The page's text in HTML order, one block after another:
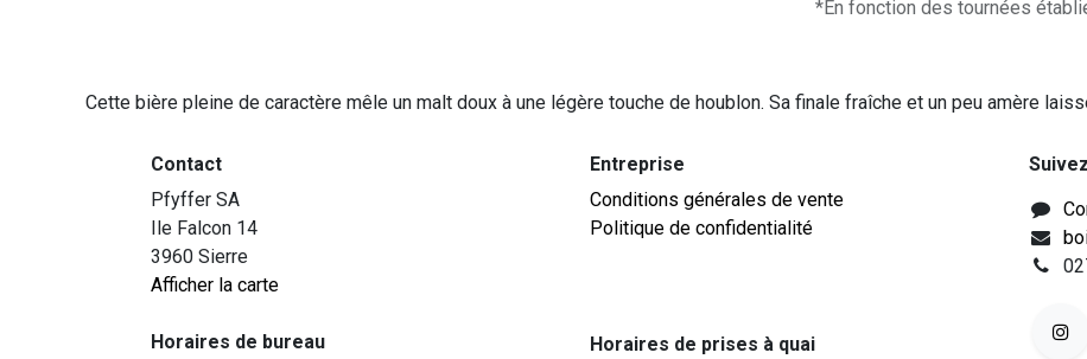
*En fonction des tournées
Cette bière pleine de caractère mêle un malt doux à une légère touche de houblon. Sa finale fraîche et un peu amère
Contact
Pfyffer SA
Ile Falcon 14
3960 Sierre
Afficher la carte
Horaires de bureau
Entreprise
Conditions générales de vente
Politique de confidentialité
Horaires de prises à quai